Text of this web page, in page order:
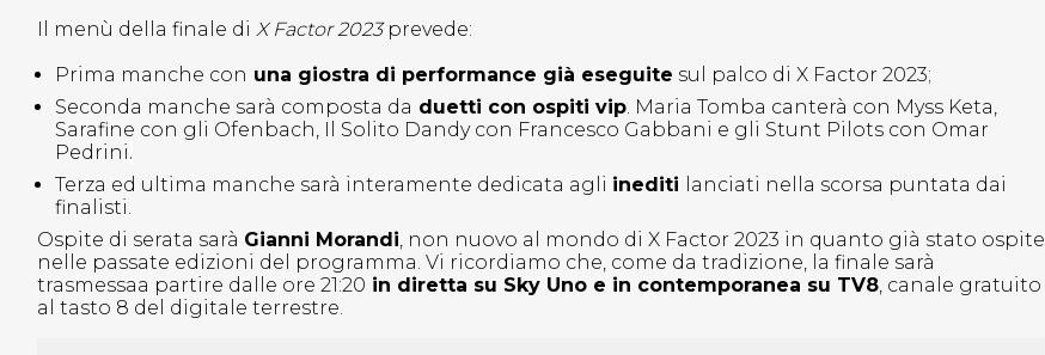
Il menù della finale di X Factor 2023prevede:
Prima manche con una giostra di performance già eseguite sul palco di X Factor 2023;
Seconda manche sarà composta da duetti con ospiti vip. Maria Tomba canterà con Myss Keta,
Sarafine con gli Ofenbach, Il Solito Dandy con Francesco Gabbani e gli Stunt Pilots con Omar
Pedrini.
Terza ed ultima manche sarà interamente dedicata agli inediti
lanciati nella scorsa puntata dai
finalisti.
Ospite di serata sarà Gianni Morandi, non nuovo al mondo di X Factor 2023 in quanto già stato ospite
nelle passate edizioni del programma. Vi ricordiamo che, come da tradizione, la finale sarà
trasmessaa partire dalle ore 21:20 in diretta su Sky Uno e in contemporanea su TV8, canale gratuito
al tasto 8 del digitale terrestre.